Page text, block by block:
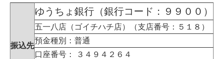
振込先
ゆうちょ銀行（銀行コード：９９００）
五一八店（ゴイチハチ店）（支店番号：５１８）
預金種別：普通
口座番号： ３４９４２６４